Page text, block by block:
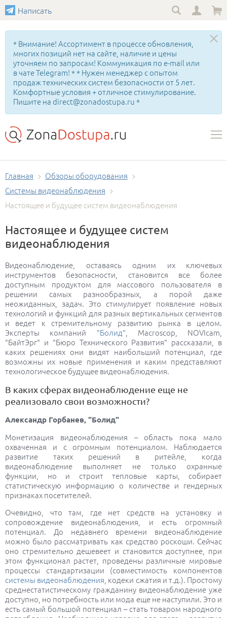
Написать
* Внимание! Ассортимент в процессе обновления,
многих позиций нет на сайте, наличие и цены
уточняем по запросам! Коммуникация по e-mail или
в чате Telegram! * * Нужен менеджер с опытом
продаж технических систем безопасности от 5 лет.
Комфортные условия + отличное стимулирование.
Пишите на direct@zonadostupa.ru *
Главная
Обзоры оборудования
Системы видеонаблюдения
Настоящее и будущее систем видеонаблюдения
Настоящее и будущее систем
видеонаблюдения
Видеонаблюдение, оставаясь одним их ключевых
инструментов безопасности, становится все более
доступным продуктом для массового пользователя в
решении самых разнообразных, а порой даже
неожиданных, задач. Это стимулирует появление новых
технологий и функций для разных вертикальных сегментов
и ведет к стремительному развитию рынка в целом.
Эксперты компаний "Болид" , Macroscop, NOVIcam,
"БайтЭрг" и "Бюро Технического Развития" рассказали, в
каких решениях они видят наибольший потенциал, где
возможны их новые применения и каким представляют
технологическое будущее видеонаблюдения.
В каких сферах видеонаблюдение еще не
реализовало свои возможности?
Александр Горбанев, "Болид"
Монетизация видеонаблюдения – область пока мало
охваченная и с огромным потенциалом. Наблюдается
развитие таких решений в ритейле, когда
видеонаблюдение выполняет не только охранные
функции, но и строит тепловые карты, собирает
статистическую информацию о количестве и гендерных
признаках посетителей.
Очевидно, что там, где нет средств на установку и
сопровождение видеонаблюдения, и есть огромный
потенциал. До недавнего времени видеонаблюдение
можно было рассматривать как средство роскоши. Сейчас
оно стремительно дешевеет и становится доступнее, при
этом функционал растет, проведены различные мировые
процессы стандартизации (совместимость компонентов
системы видеонаблюдения , кодеки сжатия и т.д.). Простому
среднестатистическому гражданину видеонаблюдение уже
доступно, но потребность или мода еще не наступили. Это и
есть самый большой потенциал – стать товаром народного